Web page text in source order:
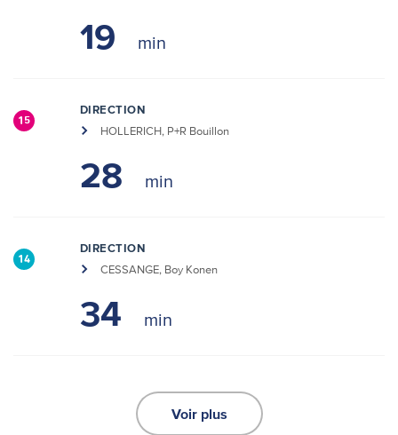
19
15
DIRECTION
HOLLERICH, P+R Bouillon
28
14
DIRECTION
CESSANGE, Boy Konen
34
Voir plus